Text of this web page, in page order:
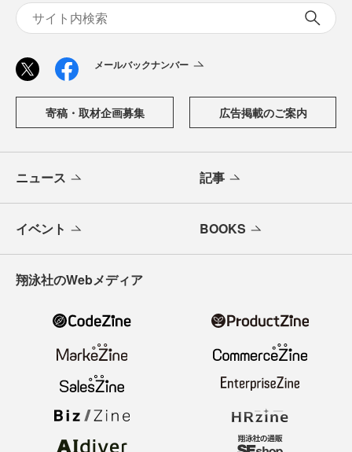
メールバックナンバー
寄稿・取材企画募集 広告掲載のご案内
ニュース 記事
イベント BOOKS
翔泳社のWebメディア